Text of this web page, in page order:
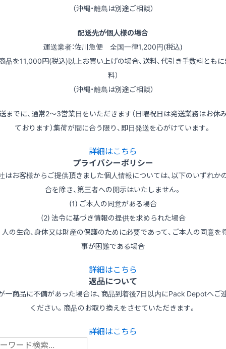
（沖縄・離島は別途ご相談）
配送先が個人様の場合
運送業者：佐川急便 全国一律1,200円(税込)
品を11,000円(税込)以上お買い上げの場合、送料、代引き手数料とも
料）
（沖縄・離島は別途ご相談）
までに、通常2～3営業日をいただきます（日曜祝日は発送業務はお休
ております）集荷が間に合う限り、即日発送を心がけています。
詳細はこちら
プライバシーポリシー
はお客様からご提供頂きました個人情報については、以下のいずれか
合を除き、第三者への開示はいたしません。
(1) ご本人の同意がある場合
(2) 法令に基づき情報の提供を求められた場合
の生命、身体又は財産の保護のために必要であって、ご本人の同意を
事が困難である場合
詳細はこちら
返品について
一商品に不備があった場合は、商品到着後7日以内にPack Depotへご
ください。商品のお取り換えをさせていただきます。
詳細はこちら